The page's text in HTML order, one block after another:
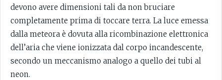
devono avere dimensioni tali da non bruciare
completamente prima di toccare terra. La luce emessa
dalla meteora è dovuta alla ricombinazione elettronica
dell’aria che viene ionizzata dal corpo incandescente,
secondo un meccanismo analogo a quello dei tubi al
neon.